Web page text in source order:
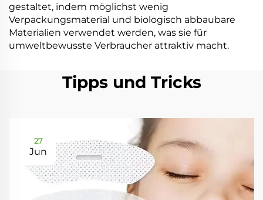
gestaltet, indem möglichst wenig
Verpackungsmaterial und biologisch abbaubare
Materialien verwendet werden, was sie für
umweltbewusste Verbraucher attraktiv macht.
Tipps und Tricks
27
Jun